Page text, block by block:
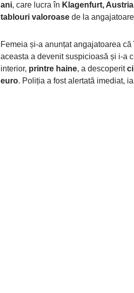
ani, care lucra în Klagenfurt, Austria
tablouri valoroase de la
Femeia și-a anunțat angajatoarea că
aceasta a devenit suspicioasă și i-a
interior, printre haine, a descoperit
euro. Poliția a fost alertată imediat,